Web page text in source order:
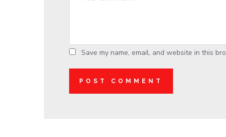
Save my name, email, and website in this